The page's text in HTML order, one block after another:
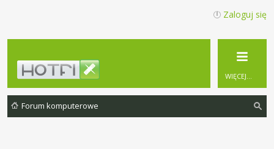
Zaloguj się
WIĘCEJ…
Forum komputerowe